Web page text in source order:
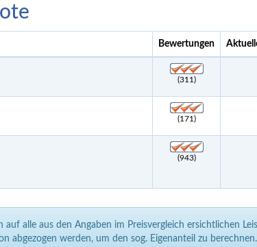
Bewertungen
(311)
(171)
(943)
alle aus den Angaben im Preisvergleich ersichtlichen
abgezogen werden, um den sog. Eigenanteil zu berechnen.